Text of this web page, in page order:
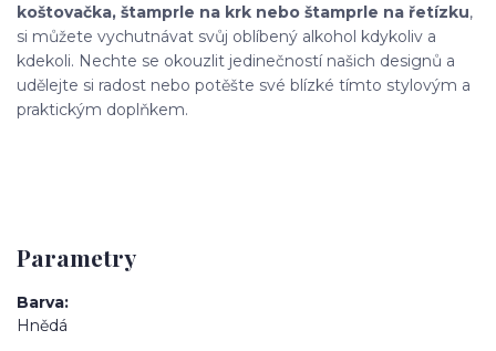
koštovačka, štamprle na krk nebo štamprle na řetízku,
si můžete vychutnávat svůj oblíbený alkohol kdykoliv a
kdekoli. Nechte se okouzlit jedinečností našich designů a
udělejte si radost nebo potěšte své blízké tímto stylovým a
praktickým doplňkem.
Parametry
Barva
Hnědá